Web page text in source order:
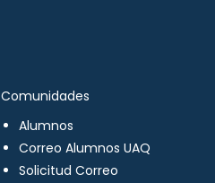
Comunidades
Alumnos
Correo Alumnos UAQ
Solicitud Correo